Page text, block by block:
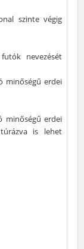
szinte végig
nevezését
minőségű erdei
minőségű erdei
is lehet